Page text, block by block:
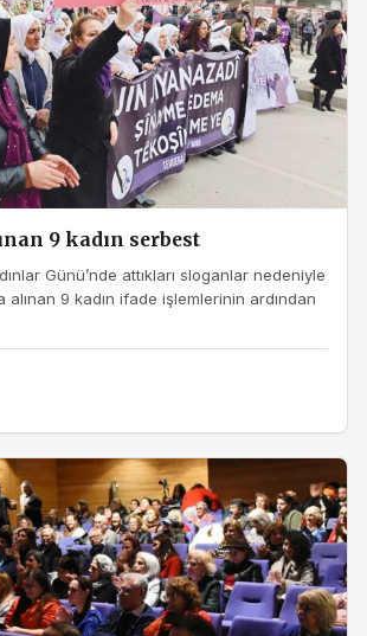
9 kadın serbest
Günü’nde attıkları sloganlar nedeniyle
alınan 9 kadın ifade işlemlerinin ardından